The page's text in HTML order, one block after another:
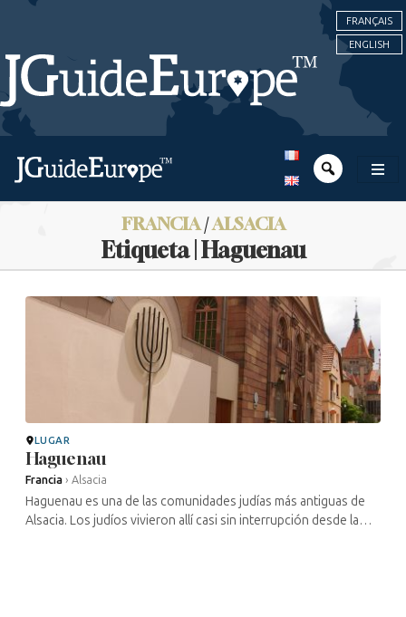
FRANÇAIS
ENGLISH
FRANCIA/ALSACIA
Etiqueta | Haguenau
LUGAR
Haguenau
Francia › Alsacia
Haguenau es una de las comunidades judías más antiguas de
Alsacia. Los judíos vivieron allí casi sin interrupción desde la